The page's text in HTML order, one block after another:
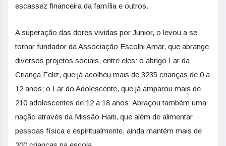
escassez financeira da família e outros.
A superação das dores vividas por Junior, o levou a se
tornar fundador da Associação Escolhi Amar, que abrange
diversos projetos sociais, entre eles: o abrigo Lar da
Criança Feliz, que já acolheu mais de 3235 crianças de 0 a
12 anos; o Lar do Adolescente, que já amparou mais de
210 adolescentes de 12 a 18 anos; Abraçou também uma
nação através da Missão Haiti, que além de alimentar
pessoas física e espiritualmente, ainda mantém mais de